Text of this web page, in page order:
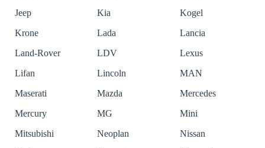
Jeep
Kia
Kogel
Krone
Lada
Lancia
Land-Rover
LDV
Lexus
Lifan
Lincoln
MAN
Maserati
Mazda
Mercedes
Mercury
MG
Mini
Mitsubishi
Neoplan
Nissan